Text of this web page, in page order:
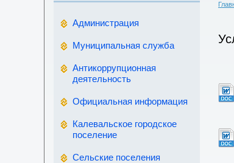
Администрация
Муниципальная служба
Антикоррупционная
деятельность
Официальная информация
Калевальское городское
поселение
Сельские поселения